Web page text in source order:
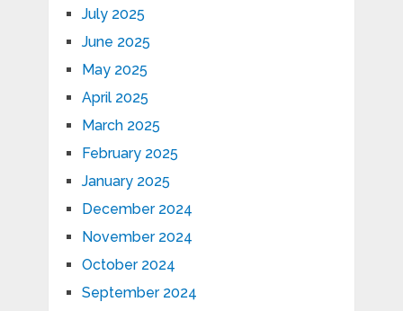
July 2025
June 2025
May 2025
April 2025
March 2025
February 2025
January 2025
December 2024
November 2024
October 2024
September 2024